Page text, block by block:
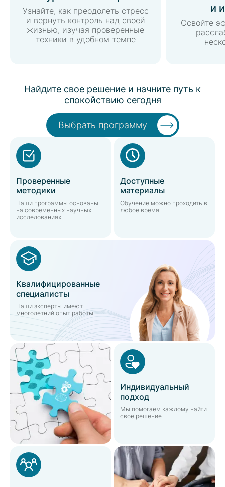
Узнайте, как преодолеть стресс
и вернуть контроль над своей
жизнью, изучая проверенные
техники в удобном темпе
и
Освойте
Найдите свое решение и начните путь к
спокойствию сегодня
Выбрать программу
Проверенные
методики
Наши программы основаны
на современных научных
исследованиях
Квалифицированные
специалисты
Наши эксперты имеют
многолетний опыт работы
Доступные
материалы
Обучение можно проходить в
любое время
Индивидуальный
подход
Мы помогаем каждому найти
свое решение